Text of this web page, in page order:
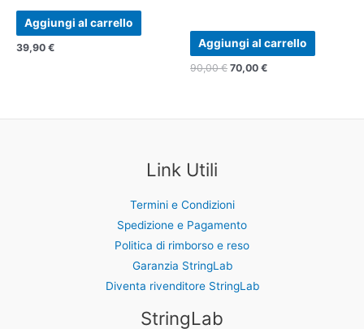
Aggiungi al carrello
39,90 € Aggiungi al carrello
90,00€ 70,00 €
Link Utili
Termini e Condizioni
Spedizione e Pagamento
Politica di rimborso e reso
Garanzia StringLab
Diventa rivenditore StringLab
StringLab